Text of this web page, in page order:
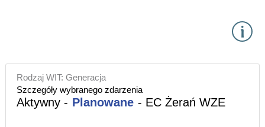
Rodzaj WIT: Generacja
Szczegóły wybranego zdarzenia
Aktywny - Planowane - EC Żerań WZE